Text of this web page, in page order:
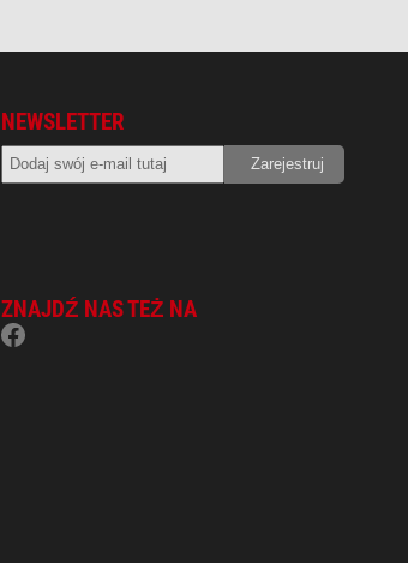
NEWSLETTER
ZNAJDŹ NAS TEŻ NA